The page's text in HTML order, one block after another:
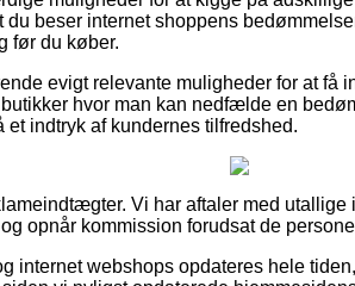
beser internet shoppens
før du køber.
evigt relevante muligheder for at få
hvor man kan nedfælde en
et indtryk af kundernes tilfredshed.
Vi har aftaler med utallige
opnår kommission forudsat de
internet webshops opdateres hele